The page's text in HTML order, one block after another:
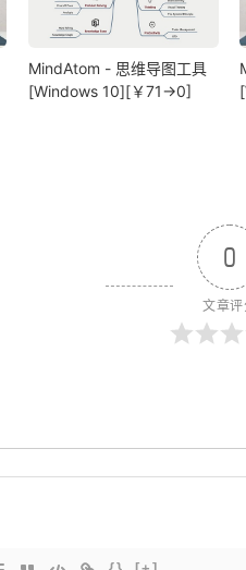
MindAtom - 思维导图工具
[Windows 10][￥71→0]
0
文章评